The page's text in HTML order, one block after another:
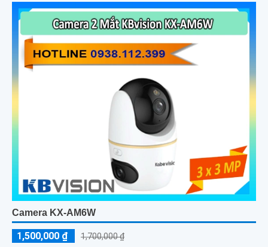
Camera KX-AM6W
1,500,000 ₫ 1,700,000 ₫